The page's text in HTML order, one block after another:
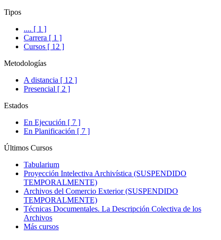
Tipos
.... [ 1 ]
Carrera [ 1 ]
Cursos [ 12 ]
Metodologías
A distancia [ 12 ]
Presencial [ 2 ]
Estados
En Ejecución [ 7 ]
En Planificación [ 7 ]
Últimos Cursos
Tabularium
Proyección Intelectiva Archivística (SUSPENDIDO
TEMPORALMENTE)
Archivos del Comercio Exterior (SUSPENDIDO
TEMPORALMENTE)
Técnicas Documentales. La Descripción Colectiva de los
Archivos
Más cursos